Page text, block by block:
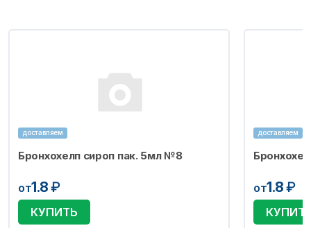
доставляем
Бронхохелп сироп пак. 5мл №8
от1.8₽
КУПИТЬ
доставляем
от1.8₽